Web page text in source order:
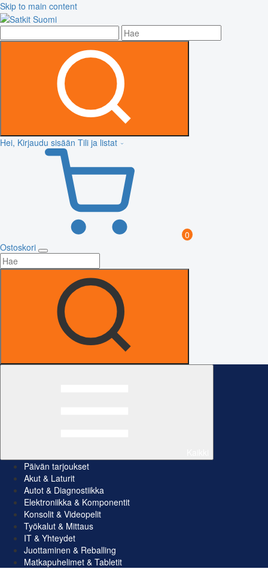
Skip to main content
Hei, Kirjaudu sisään Tili ja listat
0
Ostoskori
Päivän tarjoukset
Akut & Laturit
Autot & Diagnostiikka
Elektroniikka & Komponentit
Konsolit & Videopelit
Työkalut & Mittaus
IT & Yhteydet
Juottaminen & Reballing
Matkapuhelimet & Tabletit